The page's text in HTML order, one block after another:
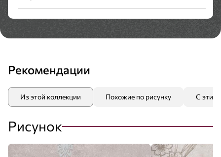
Рекомендации
Из этой коллекции Похожие по рисунку С этим
Рисунок